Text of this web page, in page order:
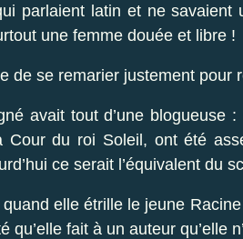
parlaient latin et ne
une femme douée et libre !
de se remarier justement pour
avait tout d’une blogueuse
Cour du roi Soleil, ont été
ce serait l’équivalent du
elle étrille le jeune
qu’elle fait à un auteur qu’elle